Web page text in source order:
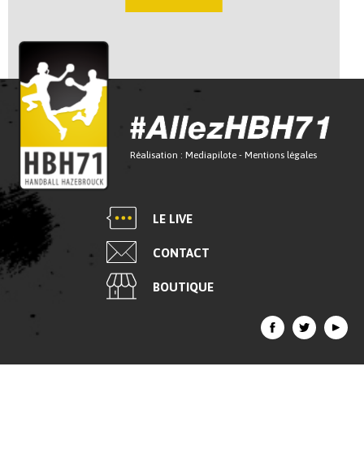
Réalisation : Mediapilote - Mentions légales
LE LIVE
CONTACT
BOUTIQUE